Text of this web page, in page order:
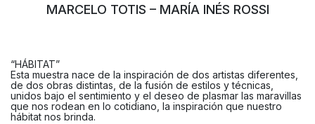
MARCELO TOTIS – MARÍA INÉS ROSSI
“HÁBITAT”
Esta muestra nace de la inspiración de dos artistas diferentes,
de dos obras distintas, de la fusión de estilos y técnicas,
unidos bajo el sentimiento y el deseo de plasmar las maravillas
que nos rodean en lo cotidiano, la inspiración que nuestro
hábitat nos brinda.